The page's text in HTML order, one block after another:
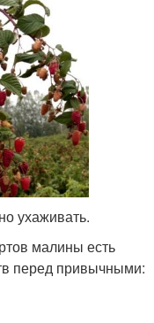
ухаживать.
малины есть
перед привычными: